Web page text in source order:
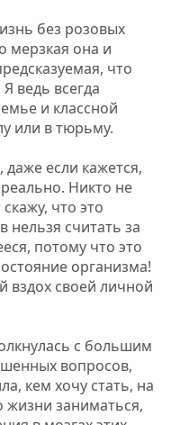
без розовых
мерзкая она и
что
ведь всегда
и классной
или в тюрьму.
, даже если кажется,
Никто не
что это
нельзя считать за
потому что это
организма!
вздох своей личной
с большим
вопросов,
кем хочу стать, на
жизни заниматься,